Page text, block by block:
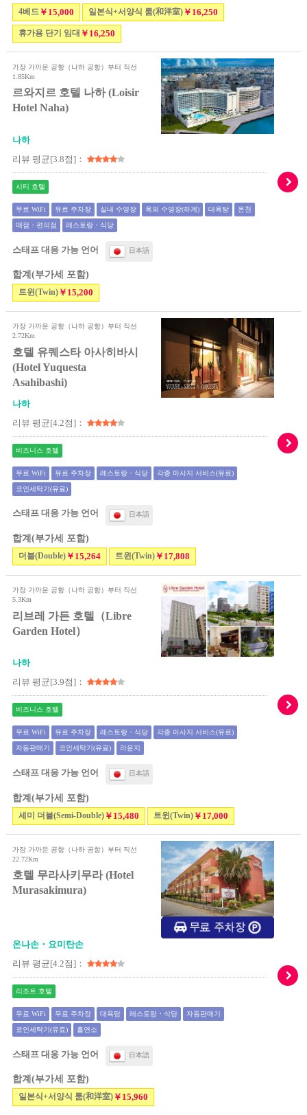
4베드￥15,000 일본식+서양식 룸(和洋室)￥16,250
휴가용 단기 임대 ￥16,250
가장 가까운 공항（나하 공항）부터 직선
1.85Km
르와지르 호텔 나하 (Loisir
Hotel Naha)
나하
리뷰 평균[3.8점]：
시티 호텔
무료 WiFi 유료 주차장 실내 수영장 옥외 수영장(하계) 대욕탕 온천
매점・편의점 레스토랑・식당
스태프 대응 가능 언어 日本語
합계(부가세 포함)
트윈(Twin)￥15,200
가장 가까운 공항（나하 공항）부터 직선
2.72Km
호텔 유퀘스타 아사히바시
(Hotel Yuquesta
Asahibashi)
나하
리뷰 평균[4.2점]：
비즈니스 호텔
무료 WiFi 유료 주차장 레스토랑・식당 각종 마사지 서비스(유료)
코인세탁기(유료)
스태프 대응 가능 언어 日本語
합계(부가세 포함)
더블(Double)￥15,264 트윈(Twin)￥17,808
가장 가까운 공항（나하 공항）부터 직선
5.3Km
리브레 가든 호텔（Libre
Garden Hotel）
나하
리뷰 평균[3.9점]：
비즈니스 호텔
무료 WiFi 유료 주차장 레스토랑・식당 각종 마사지 서비스(유료)
자동판매기 코인세탁기(유료) 라운지
스태프 대응 가능 언어 日本語
합계(부가세 포함)
세미 더블(Semi-Double)￥15,480 트윈(Twin)￥17,000
가장 가까운 공항（나하 공항）부터 직선
22.72Km
호텔 무라사키무라 (Hotel
Murasakimura)
온나손・요미탄손
리뷰 평균[4.2점]：
리조트 호텔
무료 WiFi 무료 주차장 대욕탕 레스토랑・식당 자동판매기
코인세탁기(유료) 흡연소
스태프 대응 가능 언어 日本語
합계(부가세 포함)
일본식+서양식 룸(和洋室)￥15,960